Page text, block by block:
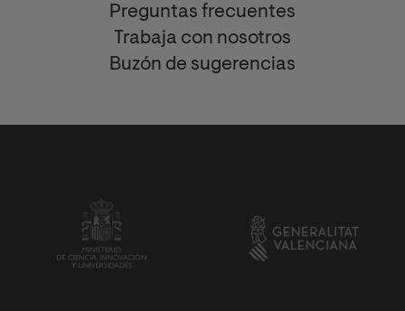
Preguntas frecuentes
Trabaja con nosotros
Buzón de sugerencias